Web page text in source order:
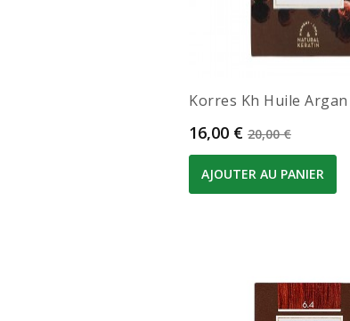
Korres Kh Huile Argan
Prix
16,00 € Prix de base
20,00 €
AJOUTER AU PANIER